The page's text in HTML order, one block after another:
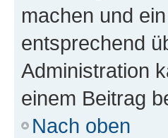
machen und
entsprechend
Administration
einem Beitrag
Nach oben